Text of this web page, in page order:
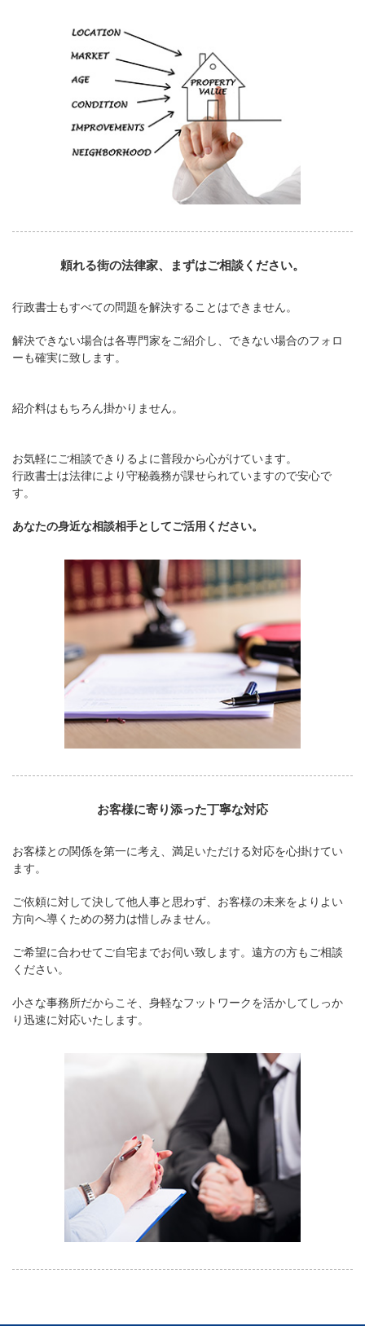
頼れる街の法律家、まずはご相談ください。
行政書士もすべての問題を解決することはできません。
解決できない場合は各専門家をご紹介し、できない場合のフォロ
ーも確実に致します。
紹介料はもちろん掛かりません。
お気軽にご相談できりるよに普段から心がけています。
行政書士は法律により守秘義務が課せられていますので安心で
す。
あなたの身近な相談相手としてご活用ください。
お客様に寄り添った丁寧な対応
お客様との関係を第一に考え、満足いただける対応を心掛けてい
ます。
ご依頼に対して決して他人事と思わず、お客様の未来をよりよい
方向へ導くための努力は惜しみません。
ご希望に合わせてご自宅までお伺い致します。遠方の方もご相談
ください。
小さな事務所だからこそ、身軽なフットワークを活かしてしっか
り迅速に対応いたします。